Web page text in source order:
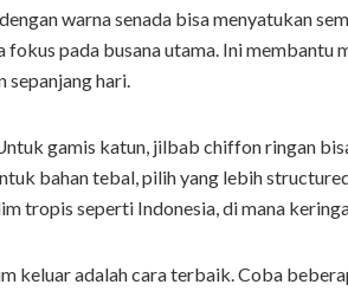
warna senada bisa menyatukan
fokus pada busana utama. Ini membantu
sepanjang hari.
gamis katun, jilbab chiffon ringan
bahan tebal, pilih yang lebih
tropis seperti Indonesia, di mana
keluar adalah cara terbaik. Coba